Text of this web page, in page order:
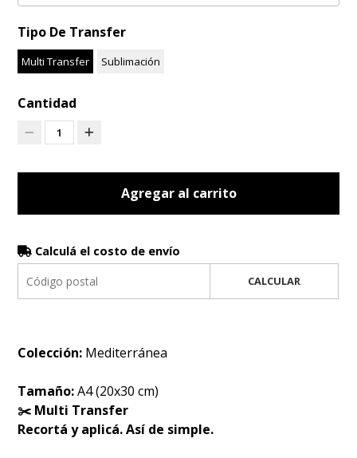
Tipo De Transfer
Multi Transfer Sublimación
Cantidad
1
Agregar al carrito
Calculá el costo de envío
CALCULAR
Colección: Mediterránea
Tamaño:A4 (20x30 cm)
✂️ Multi Transfer
Recortá y aplicá. Así de simple.